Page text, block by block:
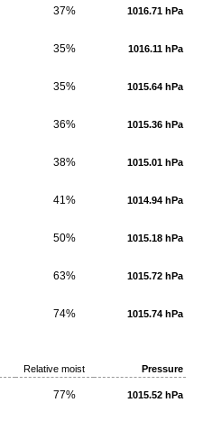
37% 1016.71 hPa
35% 1016.11 hPa
35% 1015.64 hPa
36% 1015.36 hPa
38% 1015.01 hPa
41% 1014.94 hPa
50% 1015.18 hPa
63% 1015.72 hPa
74% 1015.74 hPa
Relative moist Pressure
77% 1015.52 hPa